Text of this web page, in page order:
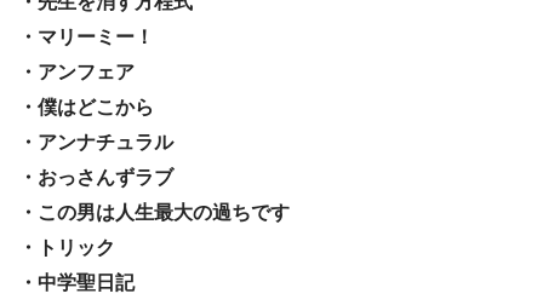
・マリーミー！
・アンフェア
・僕はどこから
・アンナチュラル
・おっさんずラブ
・この男は人生最大の過ちです
・トリック
・中学聖日記